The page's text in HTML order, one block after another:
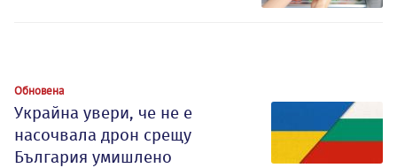
Обновена
Украйна увери, че не е
насочвала дрон срещу
България умишлено